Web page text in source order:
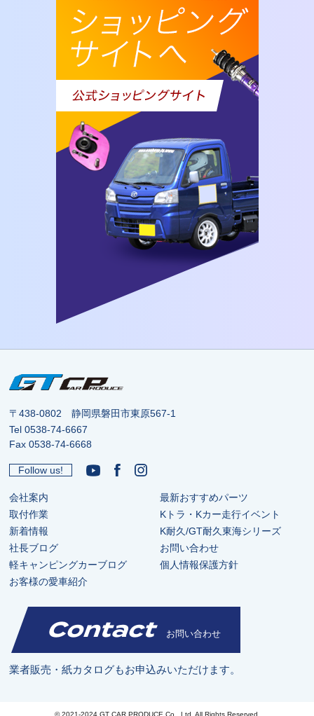
〒438-0802 静岡県磐田市東原567-1
Tel0538-74-6667
Fax 0538-74-6668
Follow us!
会社案内
取付作業
新着情報
社長ブログ
軽キャンピングカーブログ
お客様の愛車紹介
最新おすすめパーツ
Kトラ・Kカー走行イベント
K耐久/GT耐久東海シリーズ
お問い合わせ
個人情報保護方針
Contact お問い合わせ
業者販売・紙カタログもお申込みいただけます。
© 2021-2024 GT CAR PRODUCE Co., Ltd. All Rights Reserved.